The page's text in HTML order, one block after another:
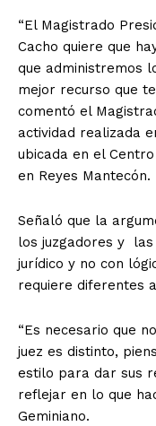
“El Magistrado
Cacho quiere que
que administremos
mejor recurso que
comentó el
actividad realizada
ubicada en el
en Reyes Mantecón.
Señaló que la
los juzgadores y las
jurídico y no con
requiere diferentes
“Es necesario que
juez es distinto,
estilo para dar sus
reflejar en lo que
Geminiano.